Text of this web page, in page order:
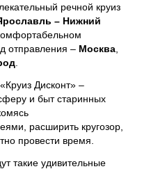
речной круиз
– Нижний
отправления – Москва
Дисконт» –
и быт старинных
расширить кругозор,
провести время.
такие удивительные